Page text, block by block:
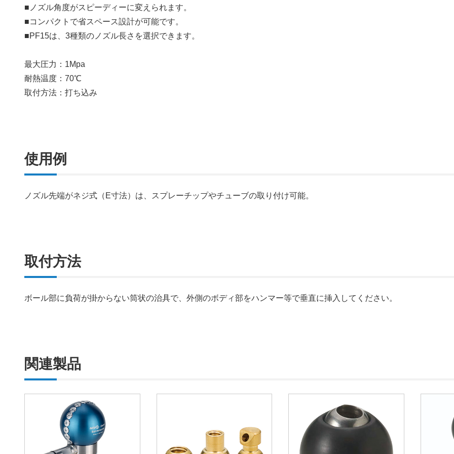
■ノズル角度がスピーディーに変えられます。
■コンパクトで省スペース設計が可能です。
■PF15は、3種類のノズル長さを選択できます。
最大圧力：1Mpa
耐熱温度：70℃
取付方法：打ち込み
使用例
ノズル先端がネジ式（E寸法）は、スプレーチップやチューブの取り付け可能。
取付方法
ボール部に負荷が掛からない筒状の治具で、外側のボディ部をハンマー等で垂直に挿入してください。
関連製品